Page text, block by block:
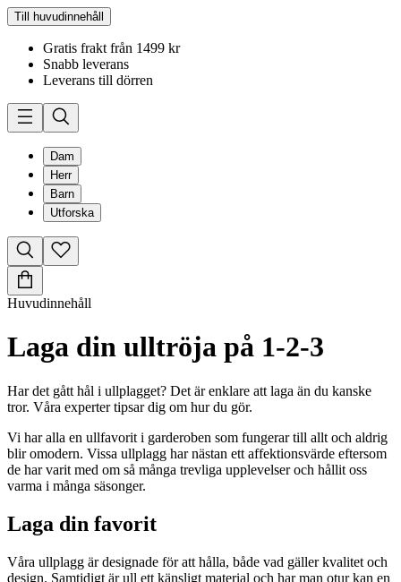
Till huvudinnehåll
Gratis frakt från 1499 kr
Snabb leverans
Leverans till dörren
Dam
Herr
Barn
Utforska
Huvudinnehåll
Laga din ulltröja på 1-2-3
Har det gått hål i ullplagget? Det är enklare att laga än du kanske
tror. Våra experter tipsar dig om hur du gör.
Vi har alla en ullfavorit i garderoben som fungerar till allt och aldrig
blir omodern. Vissa ullplagg har nästan ett affektionsvärde eftersom
de har varit med om så många trevliga upplevelser och hållit oss
varma i många säsonger.
Laga din favorit
Våra ullplagg är designade för att hålla, både vad gäller kvalitet och
design. Samtidigt är ull ett känsligt material och har man otur kan en